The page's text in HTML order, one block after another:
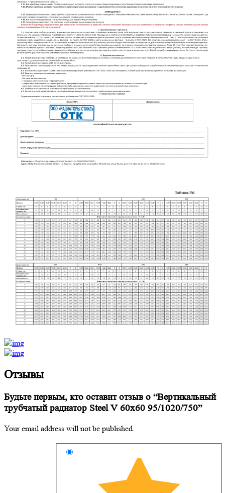
Отзывы
Будьте первым, кто оставит отзыв о “Вертикальный
трубчатый радиатор Steel V 60х60 95/1020/750”
Your email address will not be published.